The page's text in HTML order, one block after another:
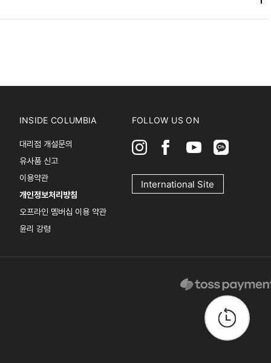
INSIDE COLUMBIA
대리점 개설문의
유사품 신고
이용약관
개인정보처리방침
오프라인 멤버십 이용 약관
윤리 강령
FOLLOW US ON
International Site